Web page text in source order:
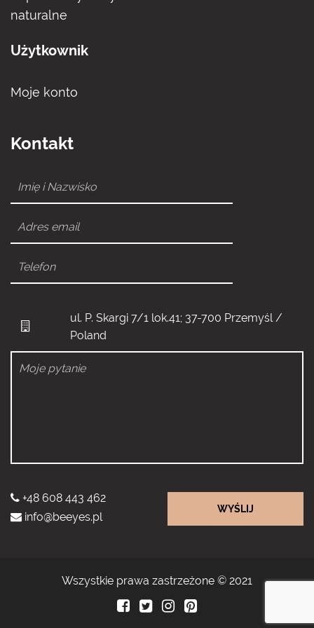
naturalne
Użytkownik
Moje konto
Kontakt
ul. P. Skargi 7/1 lok.41; 37-700 Przemyśl /
Poland
+48 608 443 462
info@beeyes.pl
WYŚLIJ
Wszystkie prawa zastrzeżone © 2021